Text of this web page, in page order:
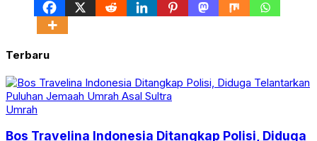
Terbaru
Umrah
Bos Travelina Indonesia Ditangkap Polisi, Diduga